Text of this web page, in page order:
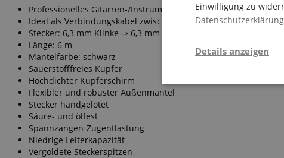
Professionelles Gitarren-/Instrumentenkabel
Ideal als Verbindungskabel zwischen Effektgeräten usw.
Stecker: 6,3 mm Klinke ⇒ 6,3 mm Klinke
Länge: 6 m
Mantelfarbe: schwarz
Sauerstofffreies Kupfer
Hochdichter Kupferschirm
Flexibler und robuster Außenmantel
Stecker handgelötet
Säure- und ölfest
Spannzangen-Zugentlastung
Niedrige Leiterkapazität
Vergoldete Steckerspitzen
Einwilligung zu
Datenschutzerklärung
Details anzeigen
Statistik